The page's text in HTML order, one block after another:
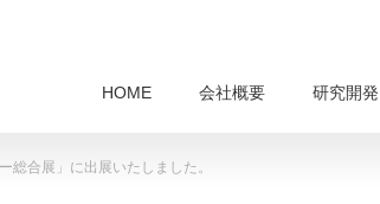
HOME 会社概要 研究開発
合展」に出展いたしました。